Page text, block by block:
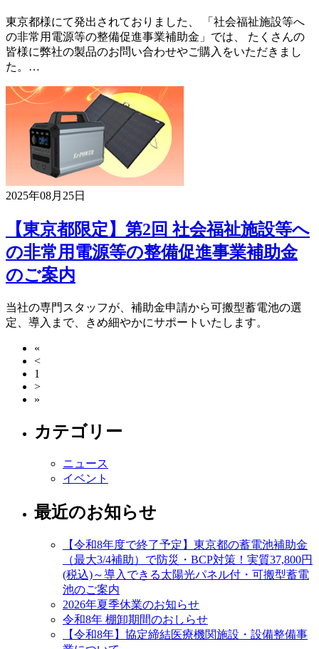
東京都様にて発出されておりました、 「社会福祉施設等へ
の非常用電源等の整備促進事業補助金」では、 たくさんの
皆様に弊社の製品のお問い合わせやご購入をいただきまし
た。…
2025年08月25日
【東京都限定】第2回 社会福祉施設等へ
の非常用電源等の整備促進事業補助金
のご案内
当社の専門スタッフが、補助金申請から可搬型蓄電池の選
定、導入まで、きめ細やかにサポートいたします。
«
<
1
>
»
カテゴリー
ニュース
イベント
最近のお知らせ
【令和8年度で終了予定】東京都の蓄電池補助金
（最大3/4補助）で防災・BCP対策！実質37,800円
(税込)～導入できる太陽光パネル付・可搬型蓄電
池のご案内
2026年夏季休業のお知らせ
令和8年 棚卸期間のおしらせ
【令和8年】協定締結医療機関施設・設備整備事